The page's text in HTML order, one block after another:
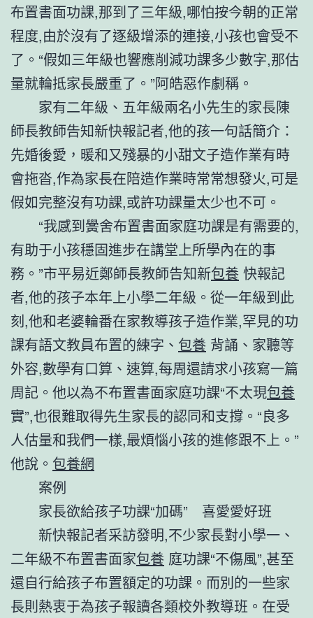
布置書面功課,那到了三年級,哪怕按今朝的正常
程度,由於沒有了逐級增添的連接,小孩也會受不
了。“假如三年級也響應削減功課多少數字,那估
量就輪抵家長嚴重了。”阿皓惡作劇稱。
家有二年級、五年級兩名小先生的家長陳
師長教師告知新快報記者,他的孩一句話簡介：
先婚後愛，暖和又殘暴的小甜文子造作業有時
會拖沓,作為家長在陪造作業時常常想發火,可是
假如完整沒有功課,或許功課量太少也不可。
“我感到黌舍布置書面家庭功課是有需要的,
有助于小孩穩固進步在講堂上所學內在的事
務。”市平易近鄭師長教師告知新包養 快報記
者,他的孩子本年上小學二年級。從一年級到此
刻,他和老婆輪番在家教導孩子造作業,罕見的功
課有語文教員布置的練字、 包養 背誦、家聽等
外容,數學有口算、速算,每周還請求小孩寫一篇
周記。他以為不布置書面家庭功課“不太現包養
實”,也很難取得先生家長的認同和支撐。“良多
人估量和我們一樣,最煩惱小孩的進修跟不上。”
他說。 包養網
案例
家長欲給孩子功課“加碼” 喜愛愛好班
新快報記者采訪發明,不少家長對小學一、
二年級不布置書面家包養 庭功課“不傷風”,甚至
還自行給孩子布置額定的功課。而別的一些家
長則熱衷于為孩子報讀各類校外教導班。在受